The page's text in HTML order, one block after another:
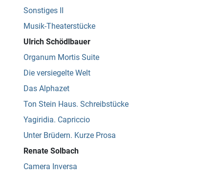
Sonstiges II
Musik-Theaterstücke
Ulrich Schödlbauer
Organum Mortis Suite
Die versiegelte Welt
Das Alphazet
Ton Stein Haus. Schreibstücke
Yagiridia. Capriccio
Unter Brüdern. Kurze Prosa
Renate Solbach
Camera Inversa